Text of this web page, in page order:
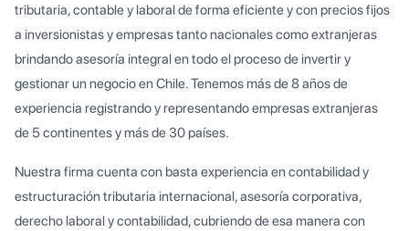
tributaria, contable y laboral de forma eficiente y con precios fijos
a inversionistas y empresas tanto nacionales como extranjeras
brindando asesoría integral en todo el proceso de invertir y
gestionar un negocio en Chile. Tenemos más de 8 años de
experiencia registrando y representando empresas extranjeras
de 5 continentes y más de 30 países.
Nuestra firma cuenta con basta experiencia en contabilidad y
estructuración tributaria internacional, asesoría corporativa,
derecho laboral y contabilidad, cubriendo de esa manera con